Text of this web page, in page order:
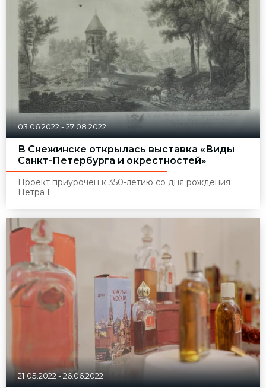
03.06.2022-27.08.2022
В Снежинске открылась выставка «Виды
Санкт-Петербурга и окрестностей»
Проект приурочен к 350-летию со дня рождения
Петра I
21.05.2022-26.06.2022